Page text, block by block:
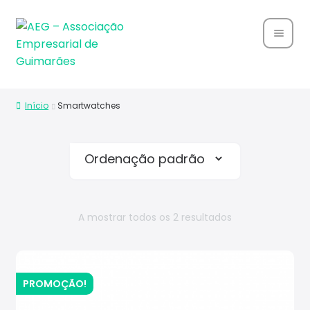
Início Smartwatches
A mostrar todos os 2 resultados
PROMOÇÃO!